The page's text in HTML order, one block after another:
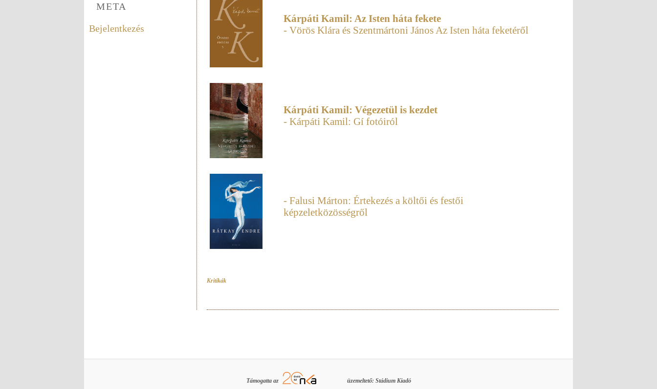
Kárpáti Kamil: Az Isten háta fekete
- Vörös Klára és Szentmártoni János Az Isten háta feketéről
Kárpáti Kamil: Végezetül is kezdet
- Kárpáti Kamil: Gí fotóiról
- Falusi Márton: Értekezés a költői és festői
képzeletközösségről
Kritikák
META
Bejelentkezés
Támogatta az üzemeltető: Stádium Kiadó